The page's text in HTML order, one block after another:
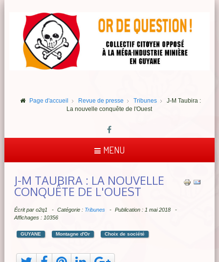
Page d'accueil Revue de presse Tribunes
J-M Taubira :
La nouvelle conquête de l'Ouest
MENU
J-M TAUBIRA : LA NOUVELLE
CONQUÊTE DE L'OUEST
Écrit par o2q1 Catégorie : Tribunes
Publication : 1 mai 2018
Affichages : 10356
GUYANE Montagne d'Or Choix de société